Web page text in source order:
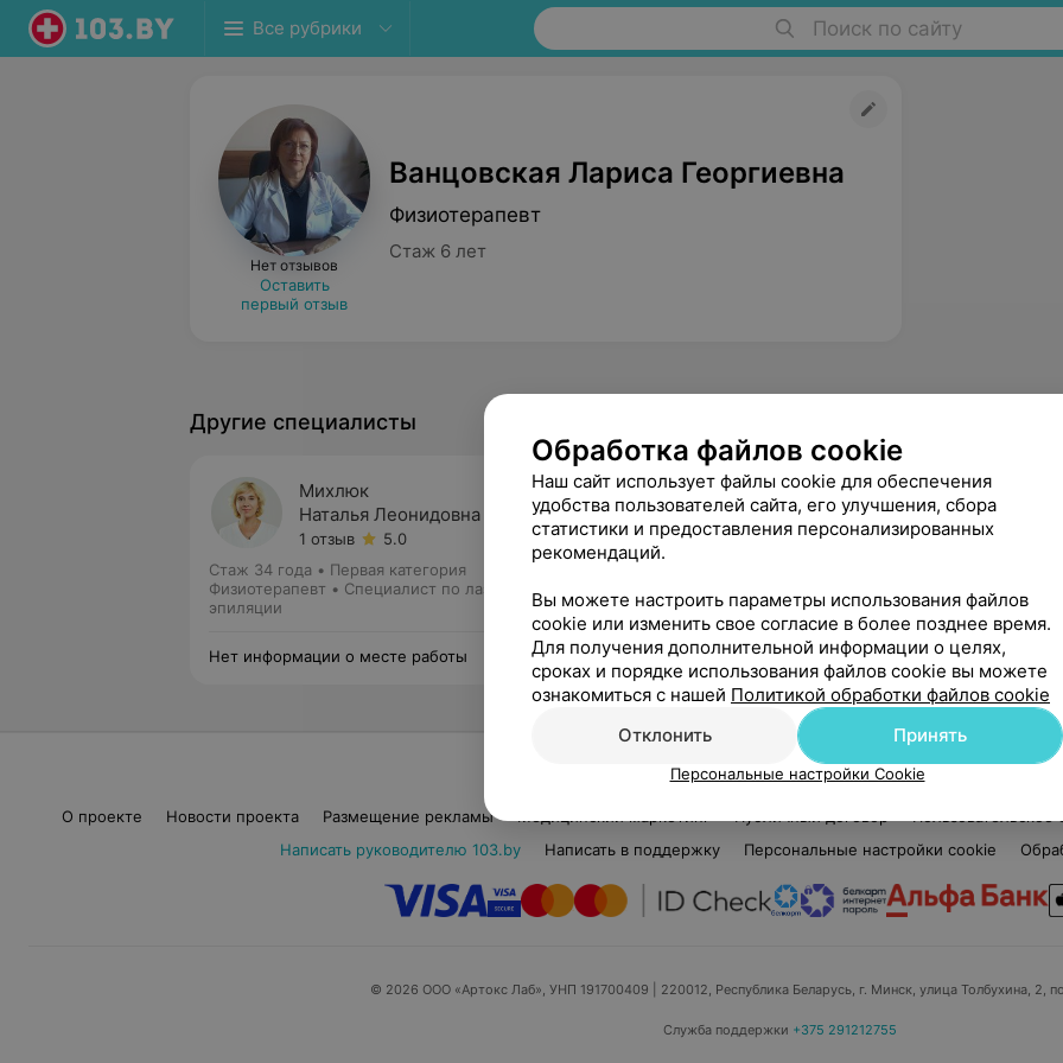
Все рубрики Поиск по сайту
Нет отзывов
Оставить
первый отзыв
Ванцовская Лариса Георгиевна
Физиотерапевт
Стаж 6 лет
Другие специалисты
Михлюк
Наталья Леонидовна
1 отзыв
5.0
Стаж 34 года • Первая категория
Физиотерапевт • Специалист по лазерной
эпиляции
Нет информации о месте работы
Копать
Тереса Тадеушевна
Нет отзывов
Реабилитолог • Кардиолог • Физиотерапевт
Нет информации о месте работы
О проекте Новости проекта Размещение рекламы
Написать руководителю 103.by
Написать в поддержку Персональные настройки cookie
© 2026 ООО «Артокс Лаб», УНП 191700409 | 220012, Республика Беларусь, г. Минск, улица Толбухина, 2,
Служба поддержки +375 291212755
Обработка файлов cookie
Наш сайт использует файлы cookie для обеспечения
удобства пользователей сайта, его улучшения, сбора
статистики и предоставления персонализированных
рекомендаций.
Вы можете настроить параметры использования файлов
cookie или изменить свое согласие в более позднее время.
Для получения дополнительной информации о целях,
сроках и порядке использования файлов cookie вы можете
ознакомиться с нашей Политикой обработки файлов cookie
Отклонить
Принять
Персональные настройки Cookie